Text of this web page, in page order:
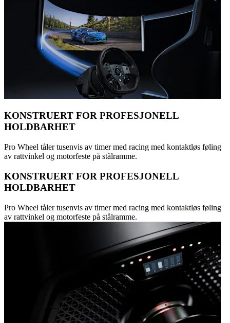
KONSTRUERT FOR PROFESJONELL
HOLDBARHET
Pro Wheel tåler tusenvis av timer med racing med kontaktløs føling
av rattvinkel og motorfeste på stålramme.
KONSTRUERT FOR PROFESJONELL
HOLDBARHET
Pro Wheel tåler tusenvis av timer med racing med kontaktløs føling
av rattvinkel og motorfeste på stålramme.